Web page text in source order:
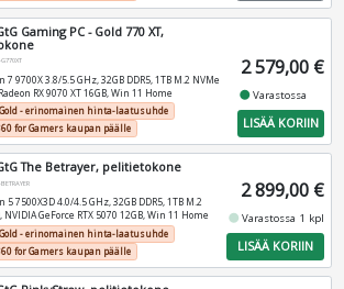
Gaming PC - Gold 770 XT,
7 9700X 3.8/5.5 GHz, 32GB DDR5, 1TB M.2 NVMe
RX 9070 XT 16GB, Win 11 Home
- erinomainen hinta-laatusuhde
for Gamers kaupan päälle
2 579,00 €
fiber_manual_recordVarastossa
LISÄÄ KORIIN
The Betrayer, pelitietokone
5 7500X3D 4.0/4.5 GHz, 32GB DDR5, 1TB M.2
NVIDIA GeForce RTX 5070 12GB, Win 11 Home
- erinomainen hinta-laatusuhde
for Gamers kaupan päälle
2 899,00 €
fiber_manual_record Varastossa 1 kpl
LISÄÄ KORIIN